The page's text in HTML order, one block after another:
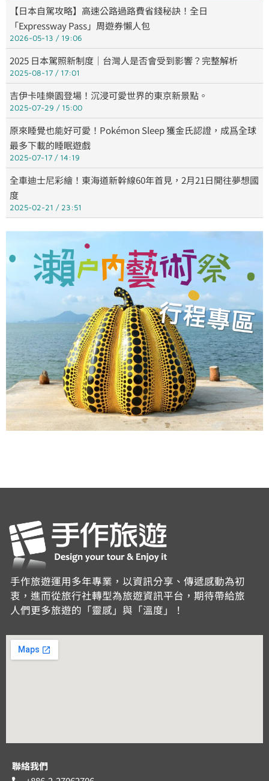
【日本自駕攻略】高速公路過路費省錢秘訣！全日
「Expressway Pass」周遊券懶人包
2026-05-13 19:06
2025 日本駕照新制度｜台灣人是否會受到影響？完整解析
2025-08-17 17:01
吉伊卡哇樂園登場！沉浸可愛世界的東京新景點。
2025-07-29 15:00
原來睡覺也能好可愛！Pokémon Sleep 獲金氏認證，成爲全球
最多下載的睡眠遊戲
2025-07-17 14:19
全車迪士尼彩繪！東海道新幹線60年首見，2月21日開往夢想國
度
2025-02-21 23:51
手作旅遊運用多年專業，以資訊分享、傳遞感動為初
衷，進而從旅行社轉型為旅遊資訊平台，期待帶給旅
人們更多旅遊的「靈感」與「溫度」！
聯絡我們